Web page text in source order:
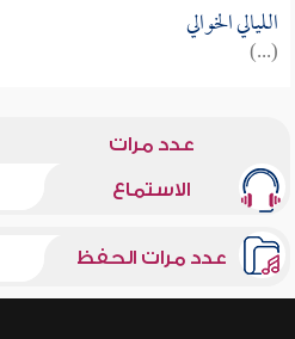
الليالي الخوالي
(...)
عدد مرات
الاستماع
عدد مرات الحفظ